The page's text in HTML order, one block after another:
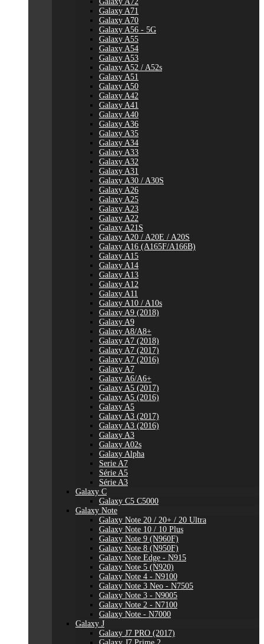
Galaxy A71
Galaxy A70
Galaxy A56 - 5G
Galaxy A55
Galaxy A54
Galaxy A53
Galaxy A52 / A52s
Galaxy A51
Galaxy A50
Galaxy A42
Galaxy A41
Galaxy A40
Galaxy A36
Galaxy A35
Galaxy A34
Galaxy A33
Galaxy A32
Galaxy A31
Galaxy A30 / A30S
Galaxy A26
Galaxy A25
Galaxy A23
Galaxy A22
Galaxy A21S
Galaxy A20 / A20E / A20S
Galaxy A16 (A165F/A166B)
Galaxy A15
Galaxy A14
Galaxy A13
Galaxy A12
Galaxy A11
Galaxy A10 / A10s
Galaxy A9 (2018)
Galaxy A9
Galaxy A8/A8+
Galaxy A7 (2018)
Galaxy A7 (2017)
Galaxy A7 (2016)
Galaxy A7
Galaxy A6/A6+
Galaxy A5 (2017)
Galaxy A5 (2016)
Galaxy A5
Galaxy A3 (2017)
Galaxy A3 (2016)
Galaxy A3
Galaxy A02s
Galaxy Alpha
Serie A7
Série A5
Série A3
Galaxy C
Galaxy C5 C5000
Galaxy Note
Galaxy Note 20 / 20+ / 20 Ultra
Galaxy Note 10 / 10 Plus
Galaxy Note 9 (N960F)
Galaxy Note 8 (N950F)
Galaxy Note Edge - N915
Galaxy Note 5 (N920)
Galaxy Note 4 - N9100
Galaxy Note 3 Neo - N7505
Galaxy Note 3 - N9005
Galaxy Note 2 - N7100
Galaxy Note - N7000
Galaxy J
Galaxy J7 PRO (2017)